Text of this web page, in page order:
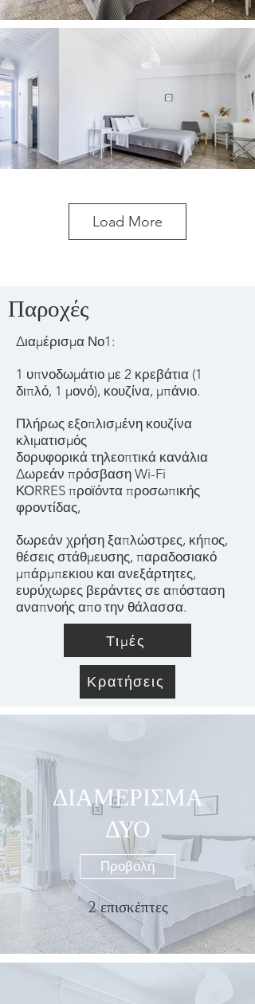
Load More
Παροχές
Διαμέρισμα Νο1:
1 υπνοδωμάτιο με 2 κρεβάτια (1
διπλό, 1 μονό), κουζίνα, μπάνιο.
Πλήρως εξοπλισμένη κουζίνα
κλιματισμός
δορυφορικά τηλεοπτικά κανάλια
Δωρεάν πρόσβαση Wi-Fi
ΚΟRRES προϊόντα προσωπικής
φροντίδας,
δωρεάν χρήση ξαπλώστρες, κήπος,
θέσεις στάθμευσης, παραδοσιακό
μπάρμπεκιου και ανεξάρτητες,
ευρύχωρες βεράντες σε απόσταση
αναπνοής απο την θάλασσα.
Τιμές
Κρατήσεις
ΔΙΑΜΕΡΙΣΜΑ
ΔΥΟ
Προβολή
2 επισκέπτες